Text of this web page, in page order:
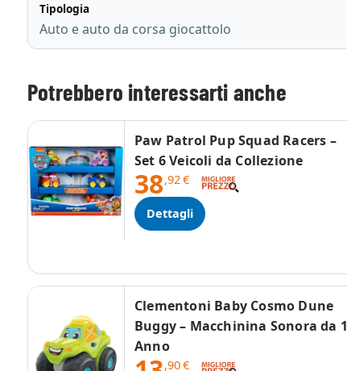
Tipologia
Auto e auto da corsa giocattolo
Potrebbero interessarti anche
Paw Patrol Pup Squad Racers –
Set 6 Veicoli da Collezione
38,92€
Dettagli
Clementoni Baby Cosmo Dune
Buggy – Macchinina Sonora da 1
Anno
,90€